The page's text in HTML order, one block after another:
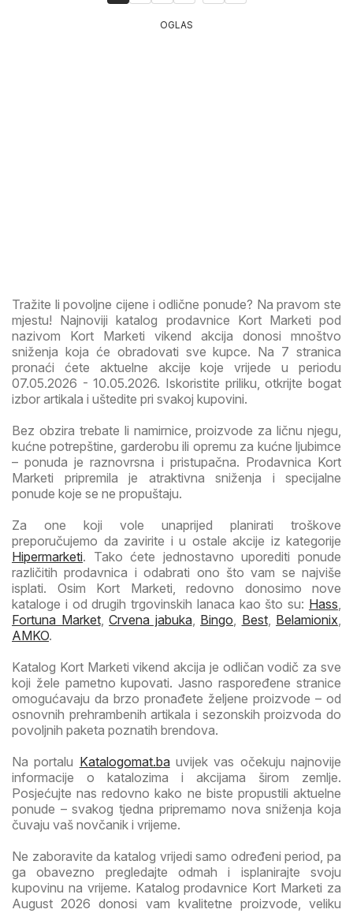
OGLAS
Tražite li povoljne cijene i odlične ponude? Na pravom ste
mjestu! Najnoviji katalog prodavnice Kort Marketi pod
nazivom Kort Marketi vikend akcija donosi mnoštvo
sniženja koja će obradovati sve kupce. Na 7 stranica
pronaći ćete aktuelne akcije koje vrijede u periodu
07.05.2026 - 10.05.2026. Iskoristite priliku, otkrijte bogat
izbor artikala i uštedite pri svakoj kupovini.
Bez obzira trebate li namirnice, proizvode za ličnu njegu,
kućne potrepštine, garderobu ili opremu za kućne ljubimce
– ponuda je raznovrsna i pristupačna. Prodavnica Kort
Marketi pripremila je atraktivna sniženja i specijalne
ponude koje se ne propuštaju.
Za one koji vole unaprijed planirati troškove
preporučujemo da zavirite i u ostale akcije iz kategorije
Hipermarketi. Tako ćete jednostavno uporediti ponude
različitih prodavnica i odabrati ono što vam se najviše
isplati. Osim Kort Marketi, redovno donosimo nove
kataloge i od drugih trgovinskih lanaca kao što su: Hass
Fortuna Market, Crvena jabuka, Bingo Best, Belamionix
AMKO.
Katalog Kort Marketi vikend akcija je odličan vodič za sve
koji žele pametno kupovati. Jasno raspoređene stranice
omogućavaju da brzo pronađete željene proizvode – od
osnovnih prehrambenih artikala i sezonskih proizvoda do
povoljnih paketa poznatih brendova.
Na portalu Katalogomat.bauvijek vas očekuju najnovije
informacije o katalozima i akcijama širom zemlje.
Posjećujte nas redovno kako ne biste propustili aktuelne
ponude – svakog tjedna pripremamo nova sniženja koja
čuvaju vaš novčanik i vrijeme.
Ne zaboravite da katalog vrijedi samo određeni period, pa
ga obavezno pregledajte odmah i isplanirajte svoju
kupovinu na vrijeme. Katalog prodavnice Kort Marketi za
August 2026 donosi vam kvalitetne proizvode, veliku